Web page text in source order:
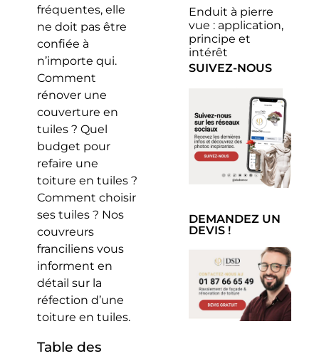
fréquentes, elle
ne doit pas être
confiée à
n’importe qui.
Comment
rénover une
couverture en
tuiles ? Quel
budget pour
refaire une
toiture en tuiles ?
Comment choisir
ses tuiles ? Nos
couvreurs
franciliens vous
informent en
détail sur la
réfection d’une
toiture en tuiles.
Table des
Enduit à pierre
vue : application,
principe et
intérêt
SUIVEZ-NOUS
DEMANDEZ UN
DEVIS !